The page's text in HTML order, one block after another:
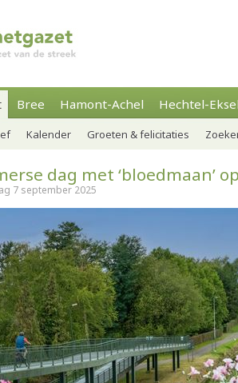
Bree Hamont-Achel Hechtel-
Kalender Groeten & felicitaties
dag met ‘bloedmaan’
7 september 2025